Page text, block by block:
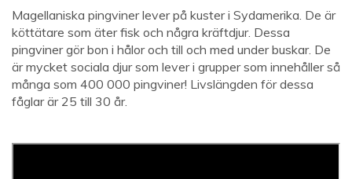
Magellaniska pingviner lever på kuster i Sydamerika. De är
köttätare som äter fisk och några kräftdjur. Dessa
pingviner gör bon i hålor och till och med under buskar. De
är mycket sociala djur som lever i grupper som innehåller så
många som 400 000 pingviner! Livslängden för dessa
fåglar är 25 till 30 år.